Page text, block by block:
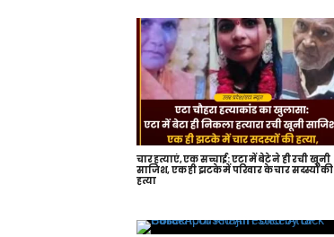
चार हत्याएं, एक सच्चाई: एटा में बेटे ने ही रची खूनी
साजिश, एक ही झटके में परिवार के चार सदस्यों की
हत्या